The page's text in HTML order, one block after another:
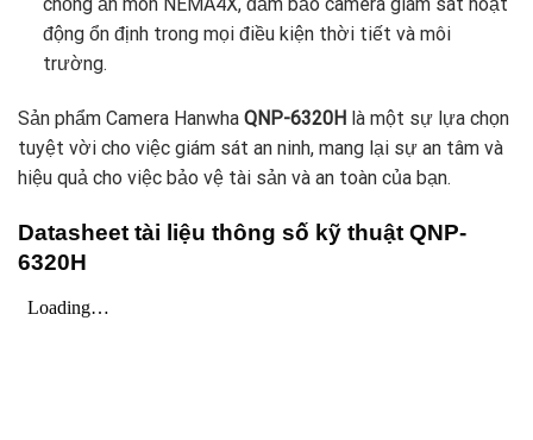
động ổn định trong mọi điều kiện thời tiết và môi
trường.
Sản phẩm Camera Hanwha QNP-6320H là một sự lựa chọn
tuyệt vời cho việc giám sát an ninh, mang lại sự an tâm và
hiệu quả cho việc bảo vệ tài sản và an toàn của bạn.
Datasheet tài liệu thông số kỹ thuật QNP-
6320H